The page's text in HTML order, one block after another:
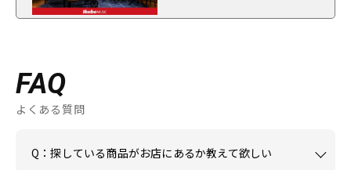
FAQ
よくある質問
Q：探している商品がお店にあるか教えて欲しい